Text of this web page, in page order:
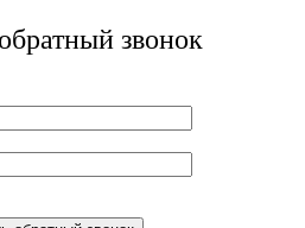
звонок